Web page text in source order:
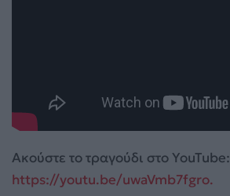
Ακούστε το τραγούδι στο YouTube:
https://youtu.be/uwaVmb7fgro.